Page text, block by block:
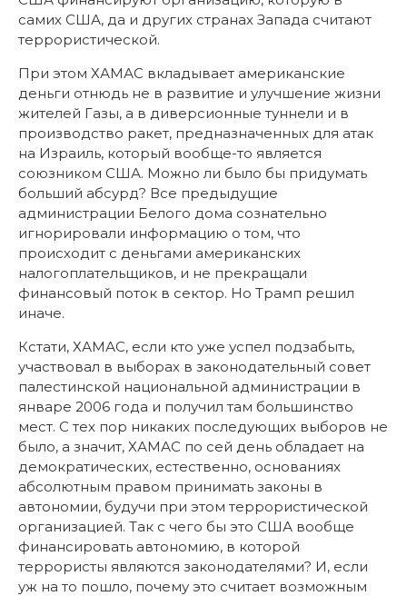
самих США, да и других странах Запада считают
террористической.
При этом ХАМАС вкладывает американские
деньги отнюдь не в развитие и улучшение жизни
жителей Газы, а в диверсионные туннели и в
производство ракет, предназначенных для атак
на Израиль, который вообще-то является
союзником США. Можно ли было бы придумать
больший абсурд? Все предыдущие
администрации Белого дома сознательно
игнорировали информацию о том, что
происходит с деньгами американских
налогоплательщиков, и не прекращали
финансовый поток в сектор. Но Трамп решил
иначе.
Кстати, ХАМАС, если кто уже успел подзабыть,
участвовал в выборах в законодательный совет
палестинской национальной администрации в
январе 2006 года и получил там большинство
мест. С тех пор никаких последующих выборов не
было, а значит, ХАМАС по сей день обладает на
демократических, естественно, основаниях
абсолютным правом принимать законы в
автономии, будучи при этом террористической
организацией. Так с чего бы это США вообще
финансировать автономию, в которой
террористы являются законодателями? И, если
уж на то пошло, почему это считает возможным